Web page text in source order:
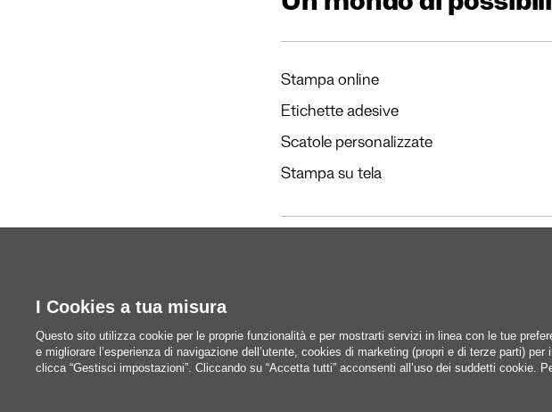
Stampa online
Etichette adesive
Scatole personalizzate
Stampa su tela
blog@pixartprinting.com
I Cookies a tua misura
Questo sito utilizza cookie per le proprie funzionalità e per mostrarti servizi in linea con le tue
e migliorare l’esperienza di navigazione dell’utente, cookies di marketing (propri e di terze parti)
clicca “Gestisci impostazioni”. Cliccando su “Accetta tutti” acconsenti all’uso dei suddetti cookie.